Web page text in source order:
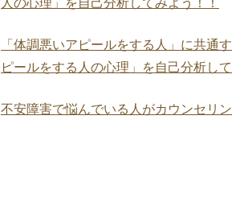
人の心理」を自己分析してみよう！！
「体調悪いアピールをする人」に共通
ピールをする人の心理」を自己分析し
不安障害で悩んでいる人がカウンセリ